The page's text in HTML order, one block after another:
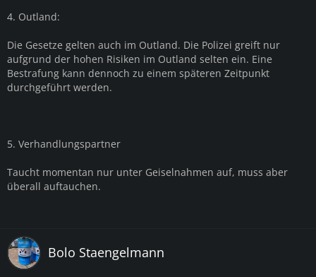
4. Outland:
Die Gesetze gelten auch im Outland. Die Polizei greift nur
aufgrund der hohen Risiken im Outland selten ein. Eine
Bestrafung kann dennoch zu einem späteren Zeitpunkt
durchgeführt werden.
5. Verhandlungspartner
Taucht momentan nur unter Geiselnahmen auf, muss aber
überall auftauchen.
Bolo Staengelmann